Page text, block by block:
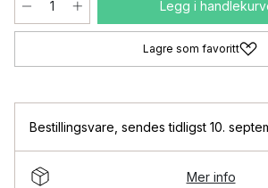
Legg i
Lagre som favoritt
Bestillingsvare sendes tidligst 10.
Mer info